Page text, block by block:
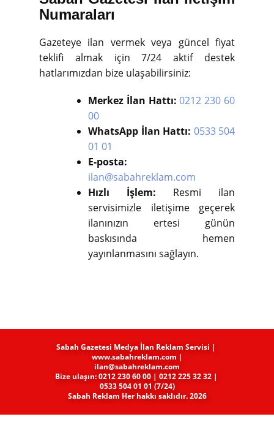
Numaraları
Gazeteye ilan vermek veya güncel fiyat
teklifi almak için 7/24 aktif destek
hatlarımızdan bize ulaşabilirsiniz:
Merkez İlan Hattı: 0212 230 60
00
WhatsApp İlan Hattı: 0533 504
01 01
E-posta:
ilan@sabahreklam.com
Hızlı İşlem: Resmi ilan
servisimizle iletişime geçerek
ilanınızın ertesi günün
baskısında hemen
yayınlanmasını sağlayın.
Sabah Gazetesi Medya​ İlan Reklam Servisi |
www.sabahreklam.com |
ilan@sabahreklam.com
Bize ulaşın: 0212 230 60 00 | 0212 225 32 32 |
0533 504 01 01 (7/24)
Sabah Reklam Her hakkı saklıdır. 2026